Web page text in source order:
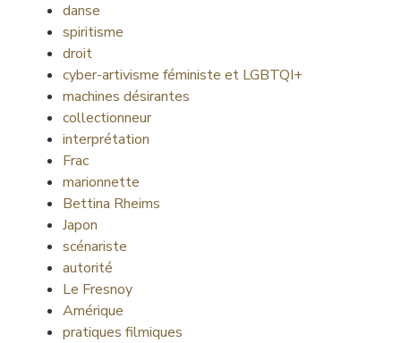
danse
spiritisme
droit
cyber-artivisme féministe et LGBTQI+
machines désirantes
collectionneur
interprétation
Frac
marionnette
Bettina Rheims
Japon
scénariste
autorité
Le Fresnoy
Amérique
pratiques filmiques